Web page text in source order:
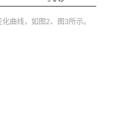
曲线，如图2、图3所示。